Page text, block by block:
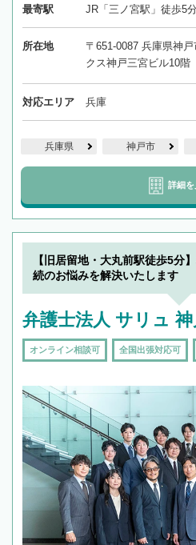
最寄駅 JR「三ノ宮駅」徒歩5分
所在地
〒651-0087 兵庫県神
クス神戸三宮ビル10階
対応エリア 兵庫
兵庫県 神戸市
詳細を
【旧居留地・大丸前駅徒歩5分
続のお悩みを解決いたします
弁護士法人 サリュ
オンライン相談可 全国出張対応可